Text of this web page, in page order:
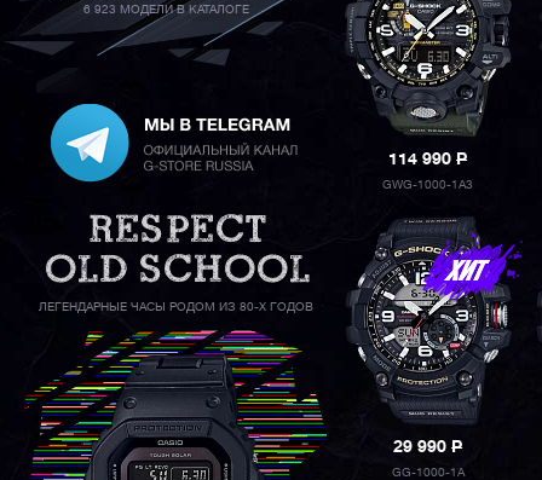
6 923 МОДЕЛИ В КАТАЛОГЕ
ЛЕГЕНДАРНЫЕ ЧАСЫ РОДОМ ИЗ 80-Х ГОДОВ
114 990P
GWG-1000-1A3
29 990P
GG-1000-1A